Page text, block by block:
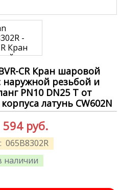
CR Кран шаровой
резьбой и
PN10 DN25 T от
латунь CW602N
065B8302R
наличии
594 руб.